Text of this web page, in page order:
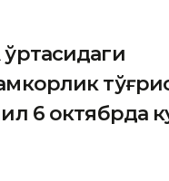
6 октябрда